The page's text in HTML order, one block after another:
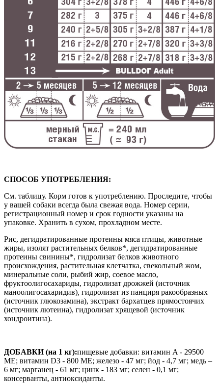
СПОСОБ УПОТРЕБЛЕНИЯ:
См. таблицу. Корм готов к употреблению. Проследите, чтобы
у вашей собаки всегда была свежая вода. Номер серии,
регистрационный номер и срок годности указаны на
упаковке. Хранить в сухом, прохладном месте.
Рис, дегидратированные протеины мяса птицы, животные
жиры, изолят растительных белков*, дегидратированные
протеины свинины*, гидролизат белков животного
происхождения, растительная клетчатка, свекольный жом,
минеральные соли, рыбий жир, соевое масло,
фруктоолигосахариды, гидролизат дрожжей (источник
маноолигосахаридив), гидролизат из панциря ракообразных
(источник глюкозамина), экстракт бархатцев прямостоячих
(источник лютеина), гидролизат хрящевой (источник
хондроитина).
ДОБАВКИ (на 1 кг):пищевые добавки: витамин A - 29500
ME; витамин D3 - 800 ME; железо - 47 мг; йод - 4,7 мг; медь –
6 мг; марганец - 61 мг; цинк - 183 мг; сeлeн - 0,1 мг;
консерванты, антиоксиданты.